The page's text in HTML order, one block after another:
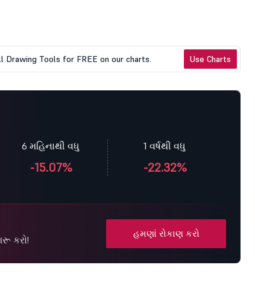
Drawing Tools for FREE on our charts. Use Charts
6 મહિનાથી વધુ
-15.07%
1 વર્ષથી વધુ
-22.32%
કરો!
હમણાં રોકાણ કરો